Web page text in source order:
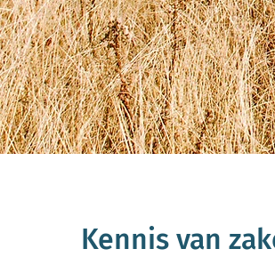
Kennis van